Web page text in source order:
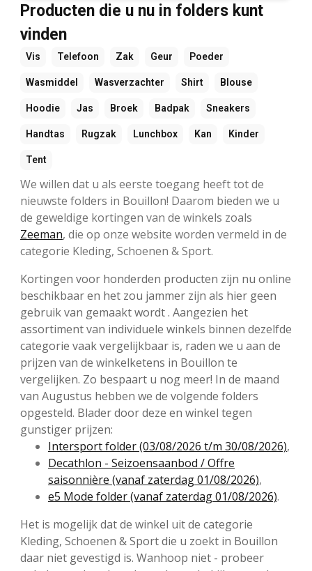
Producten die u nu in folders kunt
vinden
Vis Telefoon Zak Geur Poeder
Wasmiddel Wasverzachter Shirt Blouse
Hoodie Jas Broek Badpak Sneakers
Handtas Rugzak Lunchbox Kan Kinder
Tent
We willen dat u als eerste toegang heeft tot de
nieuwste folders in Bouillon! Daarom bieden we u
de geweldige kortingen van de winkels zoals
Zeeman, die op onze website worden vermeld in de
categorie Kleding, Schoenen & Sport.
Kortingen voor honderden producten zijn nu online
beschikbaar en het zou jammer zijn als hier geen
gebruik van gemaakt wordt . Aangezien het
assortiment van individuele winkels binnen dezelfde
categorie vaak vergelijkbaar is, raden we u aan de
prijzen van de winkelketens in Bouillon te
vergelijken. Zo bespaart u nog meer! In de maand
van Augustus hebben we de volgende folders
opgesteld. Blader door deze en winkel tegen
gunstiger prijzen:
Intersport folder (03/08/2026 t/m 30/08/2026),
Decathlon - Seizoensaanbod / Offre
saisonnière (vanaf zaterdag 01/08/2026),
e5 Mode folder (vanaf zaterdag 01/08/2026).
Het is mogelijk dat de winkel uit de categorie
Kleding, Schoenen & Sport die u zoekt in Bouillon
daar niet gevestigd is. Wanhoop niet - probeer